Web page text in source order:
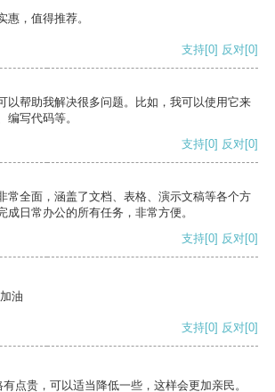
惠，值得推荐。
支持[0] 反对[0]
以帮助我解决很多问题。比如，我可以使用它来
编写代码等。
支持[0] 反对[0]
常全面，涵盖了文档、表格、演示文稿等各个方
成日常办公的所有任务，非常方便。
支持[0] 反对[0]
油
支持[0] 反对[0]
点贵，可以适当降低一些，这样会更加亲民。